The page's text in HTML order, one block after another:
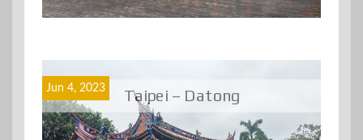
Taipei – Datong
Jun 4, 2023